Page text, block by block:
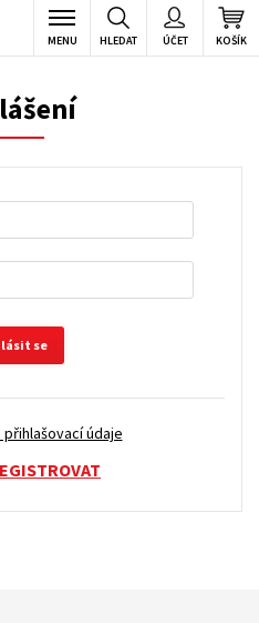
KOŠÍK
ÚČET
HLEDAT
MENU
se
údaje